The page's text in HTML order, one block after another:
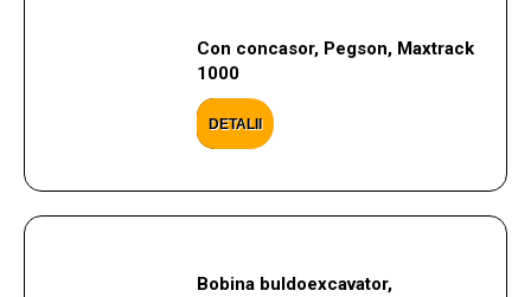
Con concasor, Pegson, Maxtrack
1000
DETALII
Bobina buldoexcavator,